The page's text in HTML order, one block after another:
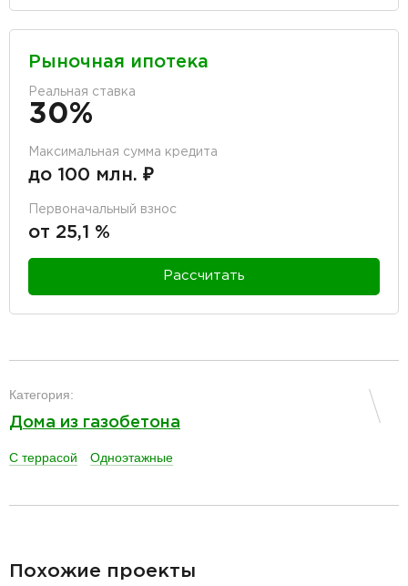
Рыночная ипотека
Реальная ставка
30%
Максимальная сумма кредита
до 100 млн. ₽
Первоначальный взнос
от 25,1 %
Рассчитать
Категория:
Дома из газобетона
С террасой Одноэтажные
Похожие проекты